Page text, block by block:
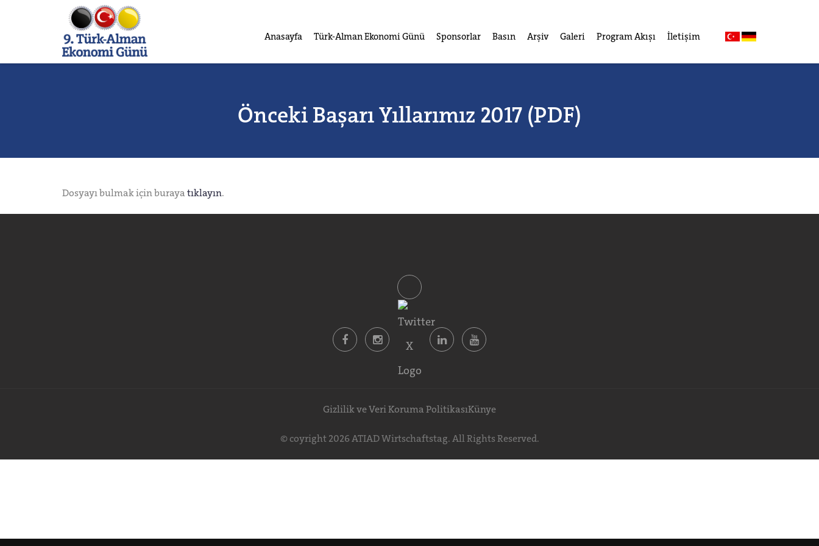
Anasayfa Türk-Alman Ekonomi Günü Sponsorlar Basın Arşiv Galeri Program Akışı İletişim
Önceki Başarı Yıllarımız 2017 (PDF)
Dosyayı bulmak için burayatıklayın.
Gizlilik ve Veri Koruma PolitikasıKünye
© coyright 2026 ATIAD Wirtschaftstag. All Rights Reserved.